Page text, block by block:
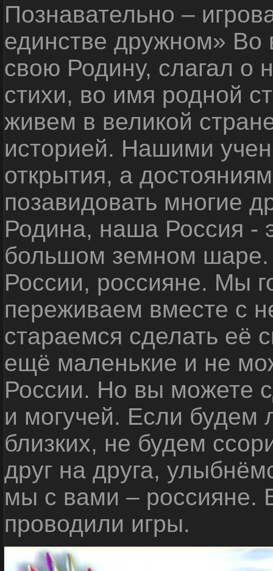
Познавательно –
единстве дружном»
свою Родину, слагал о
стихи, во имя родной
живем в великой
историей. Нашими
открытия, а
позавидовать многие
Родина, наша Россия -
большом земном
России, россияне. Мы
переживаем вместе с
стараемся сделать её
ещё маленькие и не
России. Но вы можете
и могучей. Если будем
близких, не будем
друг на друга,
мы с вами – россияне.
проводили игры.